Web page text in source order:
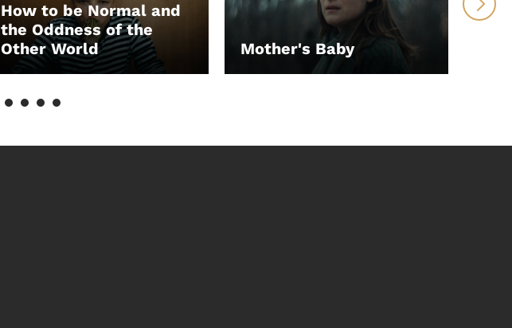
How to be Normal and
the Oddness of the
Other World
LEIHEN Mother's Baby
LEIHEN